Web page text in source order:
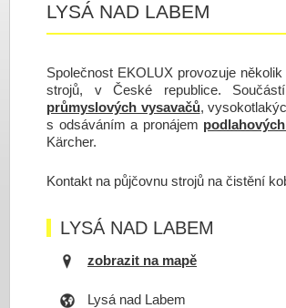
LYSÁ NAD LABEM
Společnost EKOLUX provozuje
strojů, v České republice.
průmyslových vysavačů,
s odsáváním a pronájem
Kärcher.
Kontakt na půjčovnu strojů na čistění
LYSÁ NAD LABEM
zobrazit na mapě
Lysá nad Labem